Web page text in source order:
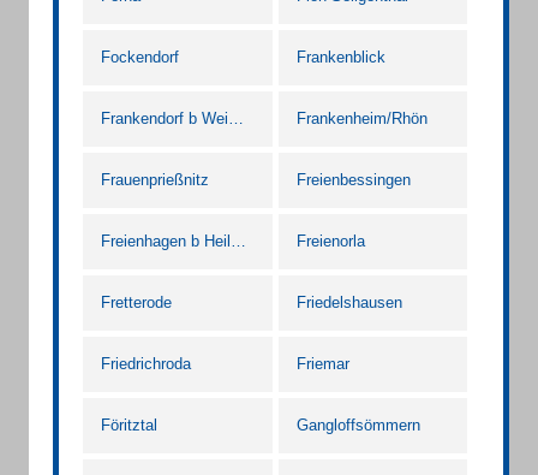
Fockendorf Frankenblick
Frankendorf b Weimar Thür Frankenheim/Rhön
Frauenprießnitz Freienbessingen
Freienhagen b Heiligenstadt Heilbad Freienorla
Fretterode Friedelshausen
Friedrichroda Friemar
Föritztal Gangloffsömmern